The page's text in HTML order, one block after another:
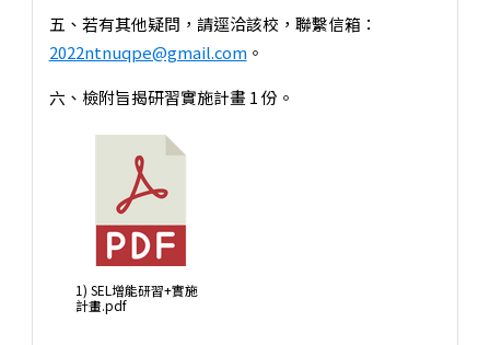
五、若有其他疑問，請逕洽該校，聯繫信箱：
2022ntnuqpe@gmail.com。
六、檢附旨揭研習實施計畫 1 份。
1) SEL增能研習+實施
計畫.pdf